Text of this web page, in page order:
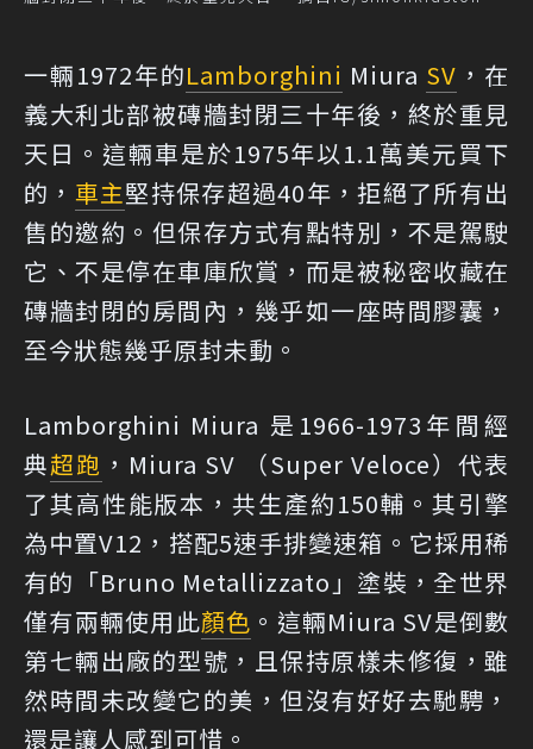
一輛1972年的Lamborghini Miura SV ，在
義大利北部被磚牆封閉三十年後，終於重見
天日。這輛車是於1975年以1.1萬美元買下
的， 車主堅持保存超過40年，拒絕了所有出
售的邀約。但保存方式有點特別，不是駕駛
它、不是停在車庫欣賞，而是被秘密收藏在
磚牆封閉的房間內，幾乎如一座時間膠囊，
至今狀態幾乎原封未動。
Lamborghini Miura 是1966-1973年間經
典超跑 ，Miura SV （Super Veloce）代表
了其高性能版本，共生產約150輔。其引擎
為中置V12，搭配5速手排變速箱。它採用稀
有的「Bruno Metallizzato」塗裝，全世界
僅有兩輛使用此顏色 。這輛Miura SV是倒數
第七輛出廠的型號，且保持原樣未修復，雖
然時間未改變它的美，但沒有好好去馳騁，
還是讓人感到可惜。